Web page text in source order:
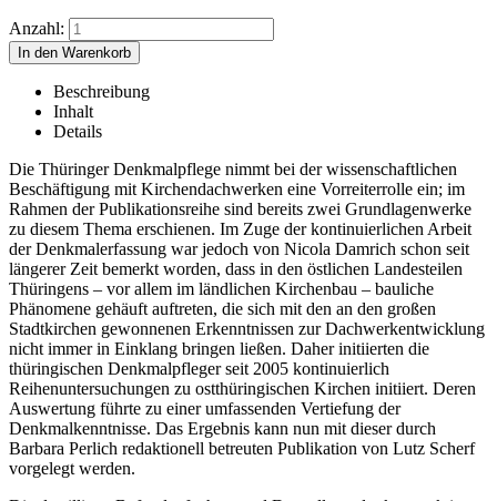
Anzahl:
Beschreibung
Inhalt
Details
Die Thüringer Denkmalpflege nimmt bei der wissenschaftlichen
Beschäftigung mit Kirchendachwerken eine Vorreiterrolle ein; im
Rahmen der Publikationsreihe sind bereits zwei Grundlagenwerke
zu diesem Thema erschienen. Im Zuge der kontinuierlichen Arbeit
der Denkmalerfassung war jedoch von Nicola Damrich schon seit
längerer Zeit bemerkt worden, dass in den östlichen Landesteilen
Thüringens – vor allem im ländlichen Kirchenbau – bauliche
Phänomene gehäuft auftreten, die sich mit den an den großen
Stadtkirchen gewonnenen Erkenntnissen zur Dachwerkentwicklung
nicht immer in Einklang bringen ließen. Daher initiierten die
thüringischen Denkmalpfleger seit 2005 kontinuierlich
Reihenuntersuchungen zu ostthüringischen Kirchen initiiert. Deren
Auswertung führte zu einer umfassenden Vertiefung der
Denkmalkenntnisse. Das Ergebnis kann nun mit dieser durch
Barbara Perlich redaktionell betreuten Publikation von Lutz Scherf
vorgelegt werden.